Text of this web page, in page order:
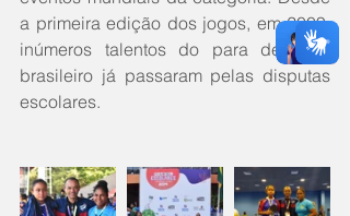
a primeira edição dos jogos, em 2009,
inúmeros talentos do para desporto
brasileiro já passaram pelas disputas
escolares.